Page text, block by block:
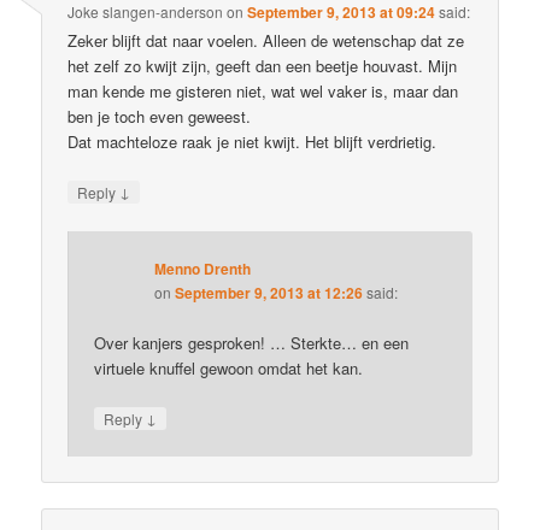
Joke slangen-anderson onSeptember 9, 2013 at 09:24said:
Zeker blijft dat naar voelen. Alleen de wetenschap dat ze
het zelf zo kwijt zijn, geeft dan een beetje houvast. Mijn
man kende me gisteren niet, wat wel vaker is, maar dan
ben je toch even geweest.
Dat machteloze raak je niet kwijt. Het blijft verdrietig.
Reply ↓
Menno Drenth
onSeptember 9, 2013 at 12:26said:
Over kanjers gesproken! … Sterkte… en een
virtuele knuffel gewoon omdat het kan.
Reply ↓